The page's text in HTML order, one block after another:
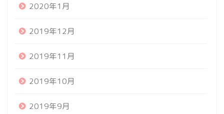
2020年1月
2019年12月
2019年11月
2019年10月
2019年9月